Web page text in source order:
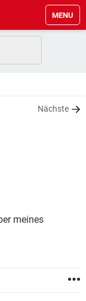
MENU
Nächste
meines